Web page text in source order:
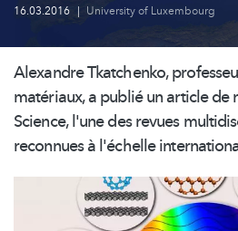
16.03.2016 | University of Luxembourg
Alexandre Tkatchenko,
matériaux, a publié un article de
Science, l'une des revues
reconnues à l'échelle